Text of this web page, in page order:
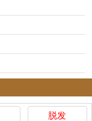
脱发